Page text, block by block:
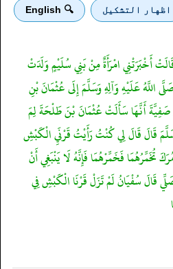
اظهار التشكيل 🔍 English
أَخْبَرَتْنِي امْرَأَةٌ مِنْ بَنِي سُلَيْمٍ وَلَدَتْ
اللَّهُ عَلَيْهِ وَآلِهِ وَسَلَّمَ إِلَى عُثْمَانَ بْنِ
أَنَّهَا سَأَلَتْ عُثْمَانَ بْنَ طَلْحَةَ لِمَ
قَالَ قَالَ لِي كُنْتُ رَأَيْتُ قَرْنَيِ الْكَبْشِ
فَخَمِّرْهُمَا فَإِنَّهُ لَا يَنْبَغِي أَنْ
قَالَ سُفْيَانُ لَمْ تَزَلْ قَرْنَا الْكَبْشِ فِي